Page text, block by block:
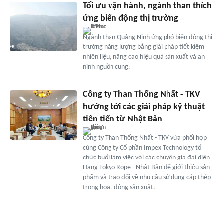
Tối ưu vận hành, ngành than thích
ứng biến động thị trường
Ngành than Quảng Ninh ứng phó biến động thị
trường năng lượng bằng giải pháp tiết kiệm
nhiên liệu, nâng cao hiệu quả sản xuất và an
ninh nguồn cung.
Công ty Than Thống Nhất - TKV
hướng tới các giải pháp kỹ thuật
tiên tiến từ Nhật Bản
Công ty Than Thống Nhất - TKV vừa phối hợp
cùng Công ty Cổ phần Impex Technology tổ
chức buổi làm việc với các chuyên gia đại diện
Hãng Tokyo Rope - Nhật Bản để giới thiệu sản
phẩm và trao đổi về nhu cầu sử dụng cáp thép
trong hoạt động sản xuất.